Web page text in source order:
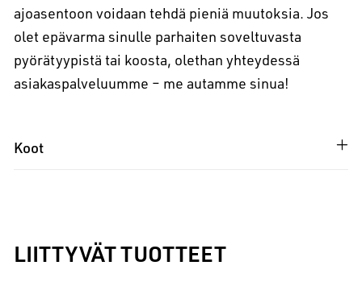
ajoasentoon voidaan tehdä pieniä muutoksia. Jos
olet epävarma sinulle parhaiten soveltuvasta
pyörätyypistä tai koosta, olethan yhteydessä
asiakaspalveluumme – me autamme sinua!
Koot
LIITTYVÄT TUOTTEET